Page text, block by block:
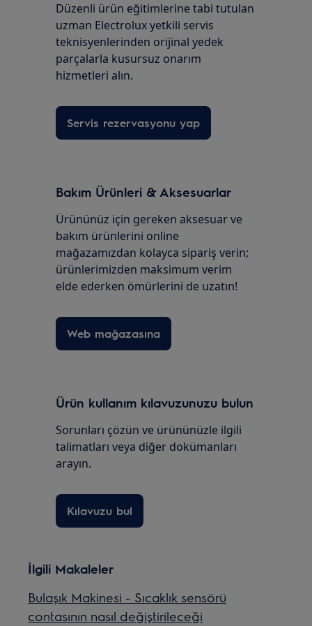
Düzenli ürün eğitimlerine tabi tutulan
uzman Electrolux yetkili servis
teknisyenlerinden orijinal yedek
parçalarla kusursuz onarım
hizmetleri alın.
Servis rezervasyonu yap
Bakım Ürünleri & Aksesuarlar
Ürününüz için gereken aksesuar ve
bakım ürünlerini online
mağazamızdan kolayca sipariş verin;
ürünlerimizden maksimum verim
elde ederken ömürlerini de uzatın!
Web mağazasına
Ürün kullanım kılavuzunuzu bulun
Sorunları çözün ve ürününüzle ilgili
talimatları veya diğer dokümanları
arayın.
Kılavuzu bul
İlgili Makaleler
Bulaşık Makinesi - Sıcaklık sensörü
contasının nasıl değiştirileceği